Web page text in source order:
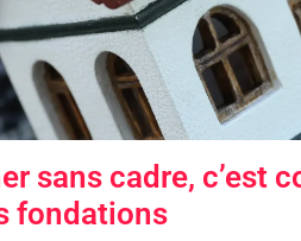
sans cadre, c’est
fondations